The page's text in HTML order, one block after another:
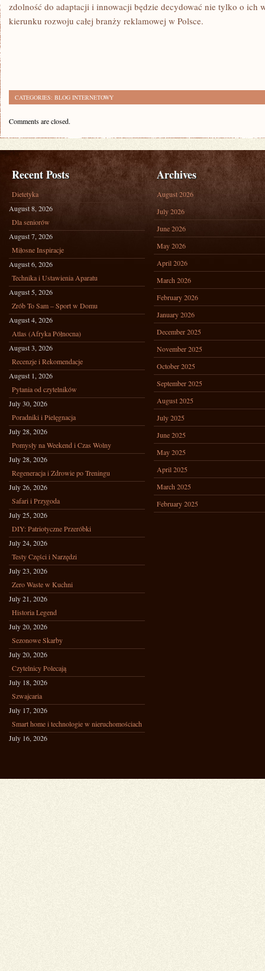
zdolność do adaptacji i innowacji będzie decydować nie tylko o ich
kierunku rozwoju całej branży reklamowej w Polsce.
CATEGORIES: BLOG INTERNETOWY
Comments are closed.
Recent Posts
Dietetyka
August 8, 2026
Dla seniorów
August 7, 2026
Miłosne Inspiracje
August 6, 2026
Technika i Ustawienia Aparatu
August 5, 2026
Zrób To Sam – Sport w Domu
August 4, 2026
Atlas (Afryka Północna)
August 3, 2026
Recenzje i Rekomendacje
August 1, 2026
Pytania od czytelników
July 30, 2026
Poradniki i Pielęgnacja
July 28, 2026
Pomysły na Weekend i Czas Wolny
July 28, 2026
Regeneracja i Zdrowie po Treningu
July 26, 2026
Safari i Przygoda
July 25, 2026
DIY: Patriotyczne Przeróbki
July 24, 2026
Testy Części i Narzędzi
July 23, 2026
Zero Waste w Kuchni
July 21, 2026
Historia Legend
July 20, 2026
Sezonowe Skarby
July 20, 2026
Czytelnicy Polecają
July 18, 2026
Szwajcaria
July 17, 2026
Smart home i technologie w nieruchomościach
July 16, 2026
Archives
August 2026
July 2026
June 2026
May 2026
April 2026
March 2026
February 2026
January 2026
December 2025
November 2025
October 2025
September 2025
August 2025
July 2025
June 2025
May 2025
April 2025
March 2025
February 2025